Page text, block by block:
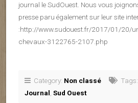
journal le SudOuest. Nous vous
presse paru également sur leur site
:http://www.sudouest.fr/2017/01/20/
chevaux-3122765-2107.php
Category: Non classé Tags:
Journal Sud Ouest